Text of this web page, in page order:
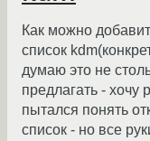
Как можно
список
думаю это не
предлагать - хочу
пытался понять
список - но все